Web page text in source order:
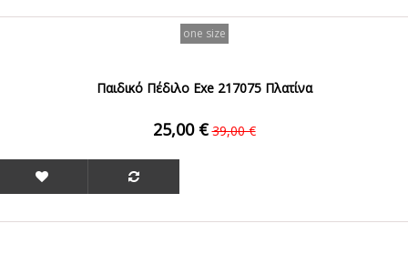
one size
Παιδικό Πέδιλο Exe 217075 Πλατίνα
25,00 € 39,00 €